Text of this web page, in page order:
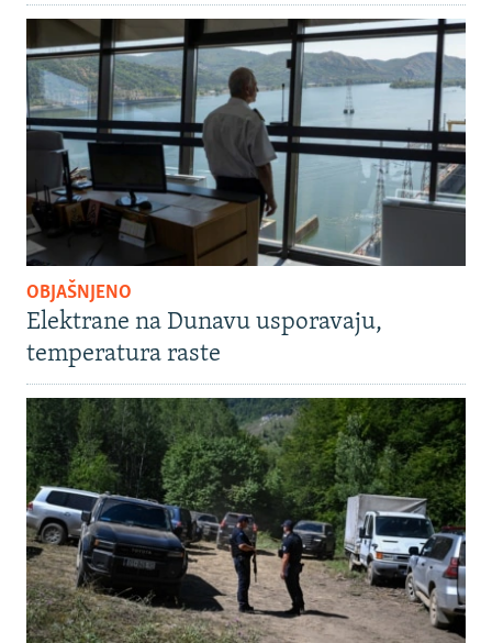
OBJAŠNJENO
Elektrane na Dunavu usporavaju,
temperatura raste